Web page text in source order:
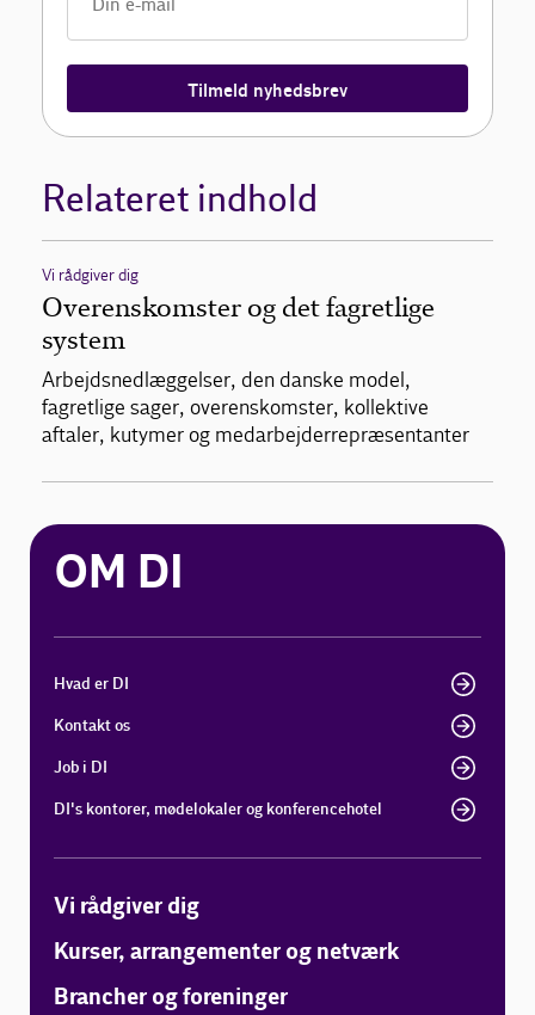
Tilmeld nyhedsbrev
Relateret indhold
Vi rådgiver dig
Overenskomster og det fagretlige
system
Arbejdsnedlæggelser, den danske model,
fagretlige sager, overenskomster, kollektive
aftaler, kutymer og medarbejderrepræsentanter
OM DI
Hvad er DI
Kontakt os
Job i DI
DI's kontorer, mødelokaler og konferencehotel
Vi rådgiver dig
Kurser, arrangementer og netværk
Brancher og foreninger